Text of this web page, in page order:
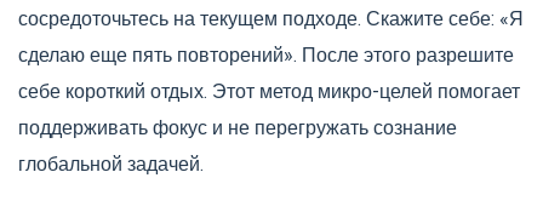
сосредоточьтесь на текущем подходе. Скажите себе: «Я
сделаю еще пять повторений». После этого разрешите
себе короткий отдых. Этот метод микро-целей помогает
поддерживать фокус и не перегружать сознание
глобальной задачей.